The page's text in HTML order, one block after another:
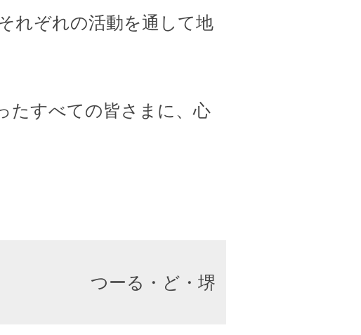
れぞれの活動を通して地
たすべての皆さまに、心
つーる・ど・堺